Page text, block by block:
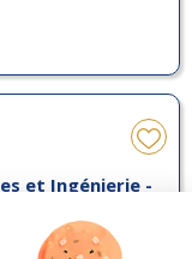
et Ingénierie -